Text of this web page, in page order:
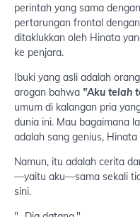
perintah yang sama
pertarungan frontal
ditaklukkan oleh Hinata
ke penjara.
Ibuki yang asli adalah
arogan bahwa "Aku telah
umum di kalangan pria
dunia ini. Mau bagaimana
adalah sang genius, Hinata
Namun, itu adalah cerita
—yaitu aku—sama sekali
sini.